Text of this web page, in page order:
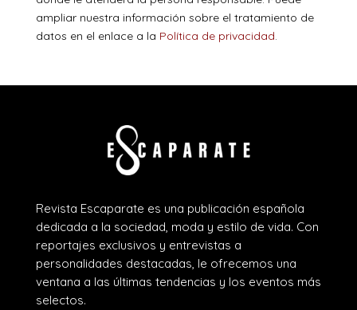
ampliar nuestra información sobre el tratamiento de
datos en el enlace a la Política de privacidad.
Revista Escaparate es una publicación española
dedicada a la sociedad, moda y estilo de vida. Con
reportajes exclusivos y entrevistas a
personalidades destacadas, le ofrecemos una
ventana a las últimas tendencias y los eventos más
selectos.